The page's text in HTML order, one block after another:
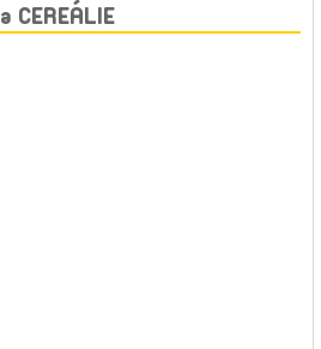
a CEREÁLIE